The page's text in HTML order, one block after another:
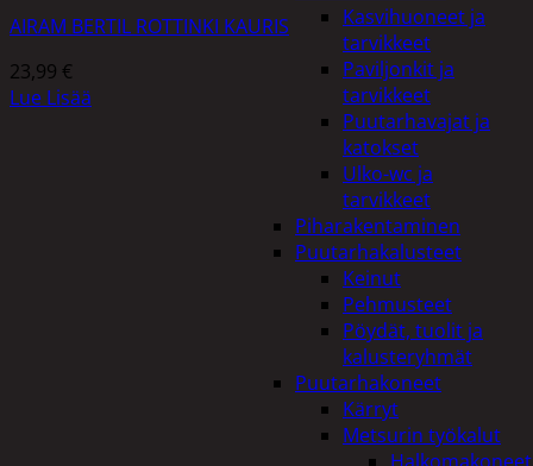
Kasvihuoneet ja
tarvikkeet
Paviljonkit ja
tarvikkeet
Puutarhavajat ja
katokset
Ulko-wc ja
tarvikkeet
Piharakentaminen
Puutarhakalusteet
Keinut
Pehmusteet
Pöydät, tuolit ja
kalusteryhmät
Puutarhakoneet
Kärryt
Metsurin työkalut
AIRAM BERTIL ROTTINKI KAURIS
23,99 €
Lue Lisää